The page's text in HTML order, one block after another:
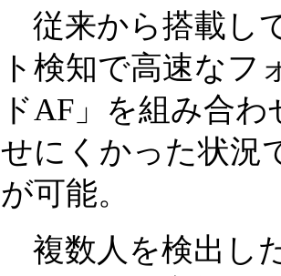
従来から搭載し
ト検知で高速なフ
ドAF」を組み合
せにくかった状況
が可能。
複数人を検出し